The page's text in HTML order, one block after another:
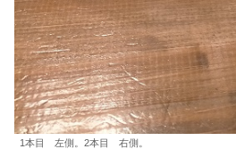
1本目 左側。2本目 右側。